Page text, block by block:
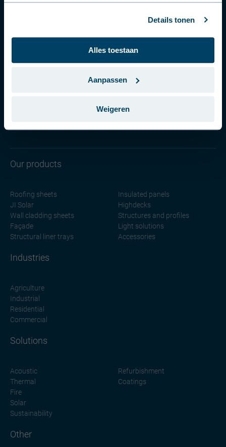
Details tonen
Alles toestaan
Aanpassen
Weigeren
Svenska (Sverige)
Português (Portugal)
expert.
Our products
Roofing sheets
JI Solar
Wall cladding sheets
Façade
Structural liner trays
Insulated panels
Highdecks
Structures and profiles
Light solutions
Accessories
Industries
Agriculture
Industrial
Residential
Commercial
Solutions
Acoustic
Thermal
Fire
Solar
Sustainability
Refurbishment
Coatings
Other